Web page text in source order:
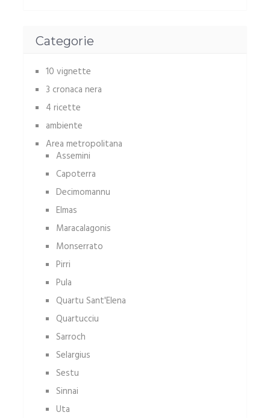
Categorie
10 vignette
3 cronaca nera
4 ricette
ambiente
Area metropolitana
Assemini
Capoterra
Decimomannu
Elmas
Maracalagonis
Monserrato
Pirri
Pula
Quartu Sant'Elena
Quartucciu
Sarroch
Selargius
Sestu
Sinnai
Uta